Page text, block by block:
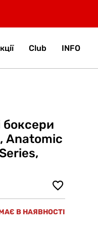
Club INFO
боксери
Anatomic
В НАЯВНОСТІ